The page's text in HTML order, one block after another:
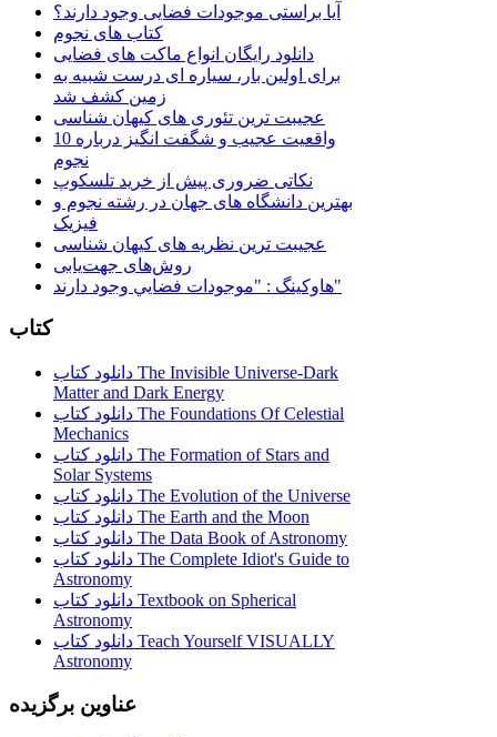
آیا براستی موجودات فضایی وجود دارند؟
کتاب های نجوم
دانلود رایگان انواع ماکت های فضایی
برای اولین بار، سیاره ای درست شبیه به
زمین کشف شد
عجیبت ترین تئوری های کیهان شناسی
10 واقعیت عجیب و شگفت انگیز درباره
نجوم
نکاتی ضروری پیش از خرید تلسکوپ
بهترین دانشگاه های جهان در رشته نجوم و
فیزیک
عجیبت ترین نظریه های کیهان شناسی
روش‌های جهت‌یابی
هاوكينگ : "موجودات فضايي وجود دارند"
کتاب
دانلود کتاب The Invisible Universe-Dark
Matter and Dark Energy
دانلود کتاب The Foundations Of Celestial
Mechanics
دانلود کتاب The Formation of Stars and
Solar Systems
دانلود کتاب The Evolution of the Universe
دانلود کتاب The Earth and the Moon
دانلود کتاب The Data Book of Astronomy
دانلود کتاب The Complete Idiot's Guide to
Astronomy
دانلود کتاب Textbook on Spherical
Astronomy
دانلود کتاب Teach Yourself VISUALLY
Astronomy
عناوین برگزیده